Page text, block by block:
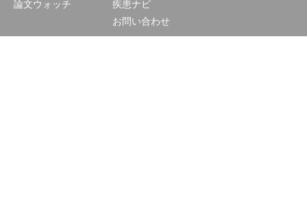
論文ウォッチ
疾患ナビ
お問い合わせ